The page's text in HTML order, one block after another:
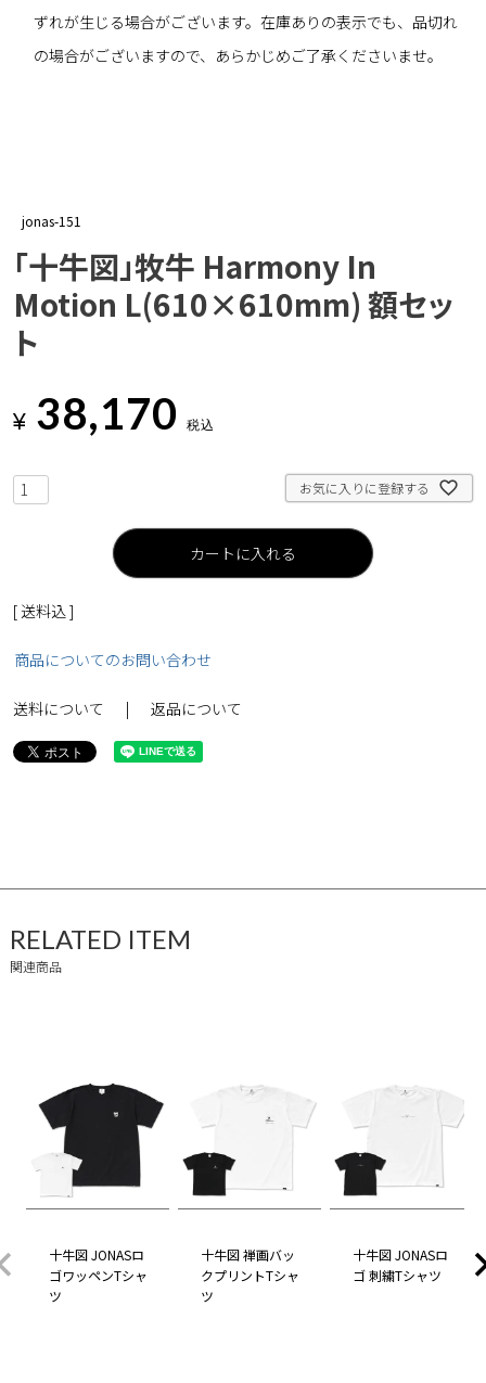
ずれが生じる場合がございます。在庫ありの表示でも、品切れ
の場合がございますので、あらかじめご了承くださいませ。
jonas-151
「十牛図」牧牛 Harmony In
Motion L(610×610mm) 額セッ
ト
¥ 38,170 税込
お気に入りに登録する
カートに入れる
送料込
商品についてのお問い合わせ
送料について 返品について
RELATED ITEM
関連商品
十牛図 JONASロ
ゴワッペンTシャ
ツ
十牛図 禅画バッ
クプリントTシャ
ツ
十牛図 JONASロ
ゴ 刺繍Tシャツ